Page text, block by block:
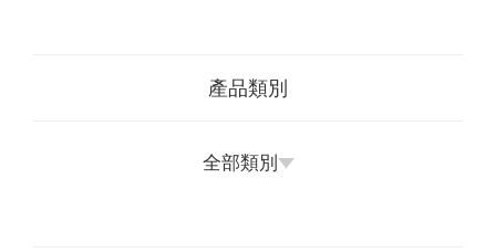
產品類別
全部類別